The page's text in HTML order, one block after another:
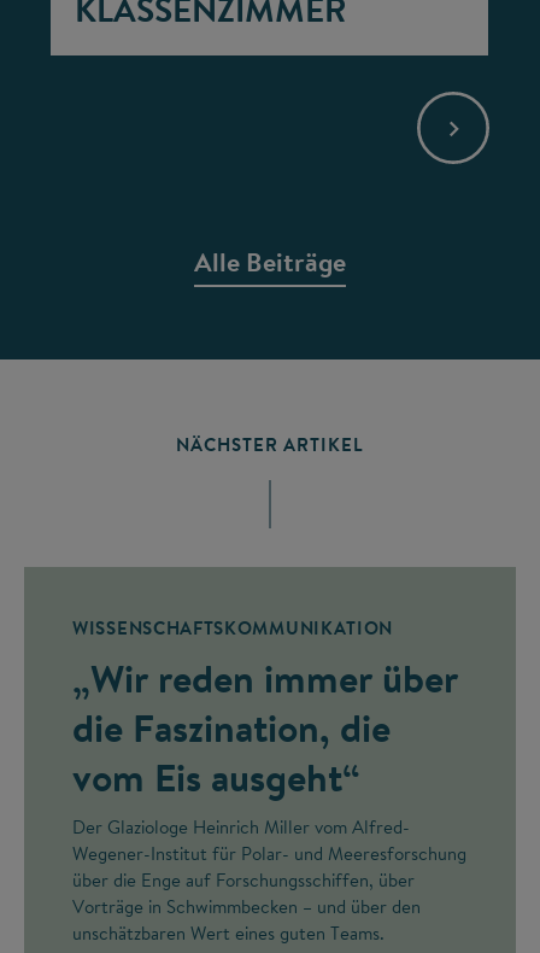
Alle Beiträge
NÄCHSTER ARTIKEL
WISSENSCHAFTSKOMMUNIKATION
„Wir reden immer über
die Faszination, die
vom Eis ausgeht“
Der Glaziologe Heinrich Miller vom Alfred-
Wegener-Institut für Polar- und Meeresforschung
über die Enge auf Forschungsschiffen, über
Vorträge in Schwimmbecken – und über den
unschätzbaren Wert eines guten Teams.